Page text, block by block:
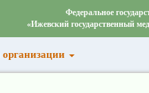
Федеральное
«Ижевский государственный
организации